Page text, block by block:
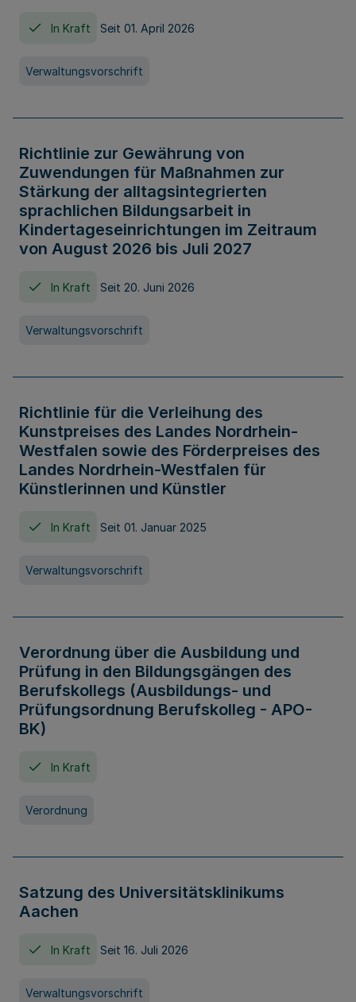
In Kraft Seit 01. April 2026
Verwaltungsvorschrift
Richtlinie zur Gewährung von
Zuwendungen für Maßnahmen zur
Stärkung der alltagsintegrierten
sprachlichen Bildungsarbeit in
Kindertageseinrichtungen im Zeitraum
von August 2026 bis Juli 2027
In Kraft Seit 20. Juni 2026
Verwaltungsvorschrift
Richtlinie für die Verleihung des
Kunstpreises des Landes Nordrhein-
Westfalen sowie des Förderpreises des
Landes Nordrhein-Westfalen für
Künstlerinnen und Künstler
In Kraft Seit 01. Januar 2025
Verwaltungsvorschrift
Verordnung über die Ausbildung und
Prüfung in den Bildungsgängen des
Berufskollegs (Ausbildungs- und
Prüfungsordnung Berufskolleg - APO-
BK)
In Kraft
Verordnung
Satzung des Universitätsklinikums
Aachen
In Kraft Seit 16. Juli 2026
Verwaltungsvorschrift